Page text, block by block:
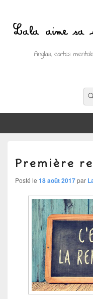
Lala aime sa
Anglais, cartes mentales et
Première
Posté le 18 août 2017par